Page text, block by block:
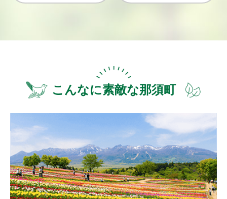
こんなに素敵な那須町